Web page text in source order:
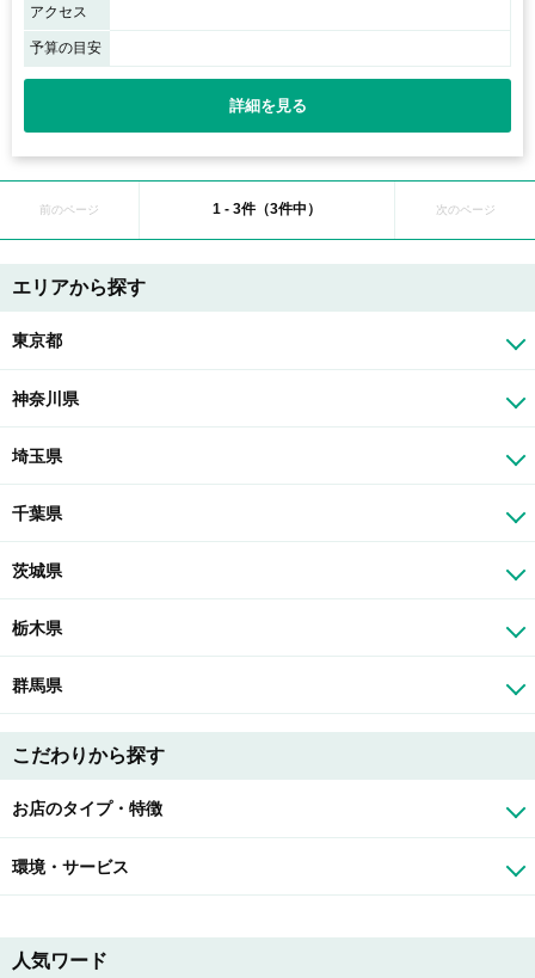
アクセス
予算の目安
詳細を見る
前のページ 1 - 3件（3件中） 次のページ
エリアから探す
東京都
神奈川県
埼玉県
千葉県
茨城県
栃木県
群馬県
こだわりから探す
お店のタイプ・特徴
環境・サービス
人気ワード